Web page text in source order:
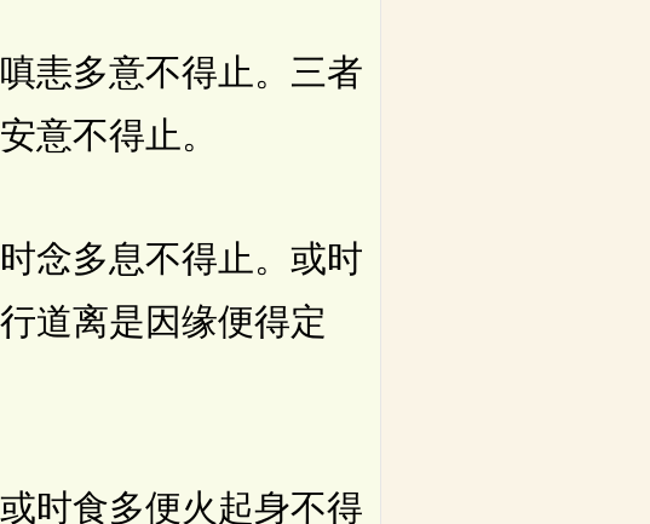
多意不得止。三者
意不得止。
多息不得止。或时
道离是因缘便得定
食多便火起身不得